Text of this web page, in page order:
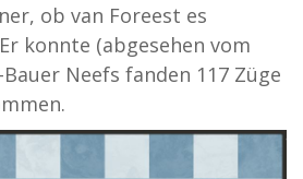
ob van Foreest es
konnte (abgesehen vom
Neefs fanden 117 Züge